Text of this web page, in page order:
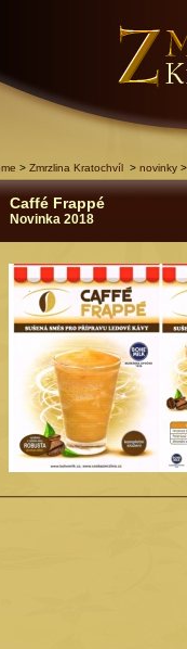
> Zmrzlina Kratochvíl> novinky>
Caffé Frappé
Novinka 2018